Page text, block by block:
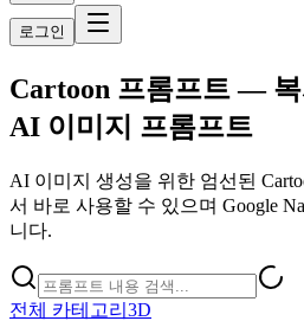
로그인
Cartoon 프롬프트 —
AI 이미지 프롬프트
AI 이미지 생성을 위한 엄선된
서 바로 사용할 수 있으며 Google
니다.
전체 카테고리 3D